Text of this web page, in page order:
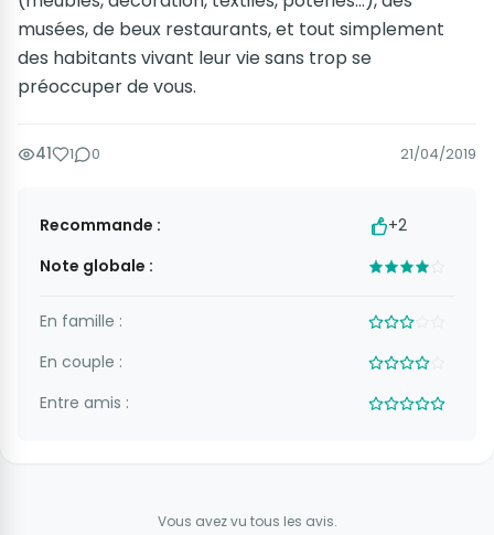
musées, de beux restaurants, et tout simplement
des habitants vivant leur vie sans trop se
préoccuper de vous.
41 1 0 21/04/2019
Recommande :
+2
Note globale :
En famille :
En couple :
Entre amis :
Vous avez vu tous les avis.